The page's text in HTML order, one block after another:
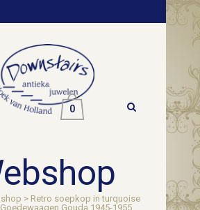
0
> Retro soepkop in turquoise
Gouda 1945-1955